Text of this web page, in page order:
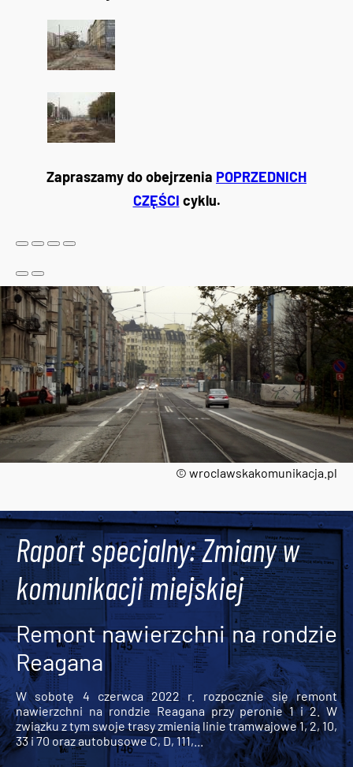
© wroclawskakomunikacja.pl
Zapraszamy do obejrzenia POPRZEDNICH
CZĘŚCI cyklu.
Raport specjalny: Zmiany w
komunikacji miejskiej
Remont nawierzchni na rondzie
Reagana
W sobotę 4 czerwca 2022 r. rozpocznie się remont
nawierzchni na rondzie Reagana przy peronie 1 i 2. W
związku z tym swoje trasy zmienią linie tramwajowe 1, 2, 10,
33 i 70 oraz autobusowe C, D, 111,...